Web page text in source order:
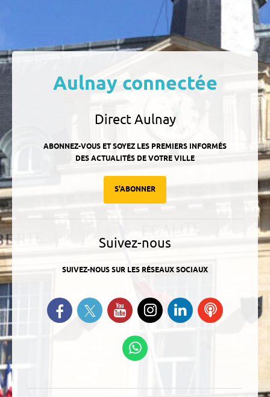
Aulnay connectée
Direct Aulnay
ABONNEZ-VOUS ET SOYEZ LES PREMIERS INFORMÉS
DES ACTUALITÉS DE VOTRE VILLE
S'ABONNER
Suivez-nous
SUIVEZ-NOUS SUR LES RÉSEAUX SOCIAUX
Retrouvez-nous sur Facebook
Suivez-nous sur Twitter
Suivez-nous sur YouTube
Suivez-nous sur
Instagram
Retrouvez-
nous sur
Ecoutez